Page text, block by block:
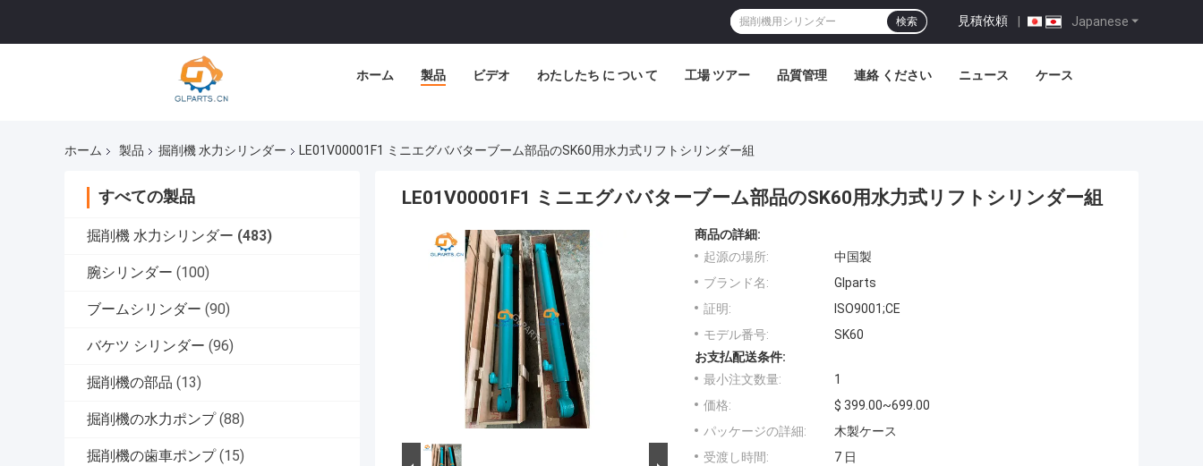
Japanese
見積依頼 |
検索
ホーム 製品 ビデオ わたしたち に つい て 工場 ツアー 品質管理 連絡 ください ニュース ケース
ホーム 製品 掘削機 水力シリンダー LE01V00001F1 ミニエグババターブーム部品のSK60用水力式リフトシリンダー組
すべての製品
掘削機 水力シリンダー (483)
腕シリンダー (100)
ブームシリンダー (90)
バケツ シリンダー (96)
掘削機の部品 (13)
掘削機の水力ポンプ (88)
掘削機の歯車ポンプ (15)
LE01V00001F1 ミニエグババターブーム部品のSK60用水力式リフトシリンダー組
商品の詳細:
起源の場所:
中国製
ブランド名:
Glparts
証明:
ISO9001;CE
モデル番号:
SK60
お支払配送条件:
最小注文数量:
1
価格:
$ 399.00~699.00
パッケージの詳細:
木製ケース
受渡し時間:
7 日